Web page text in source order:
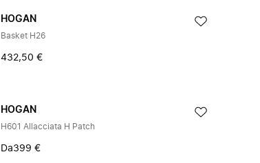
HOGAN
Basket H26
432,50 €
HOGAN
H601 Allacciata H Patch
Da399 €